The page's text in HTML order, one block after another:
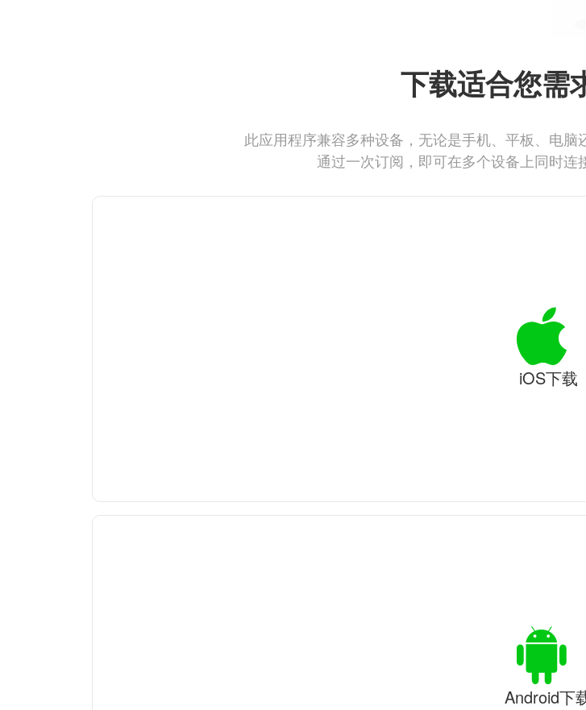
下载适合您需
此应用程序兼容多种设备，无论是手机、平板、电脑
通过一次订阅，即可在多个设备上同时连
iOS下载
Android下